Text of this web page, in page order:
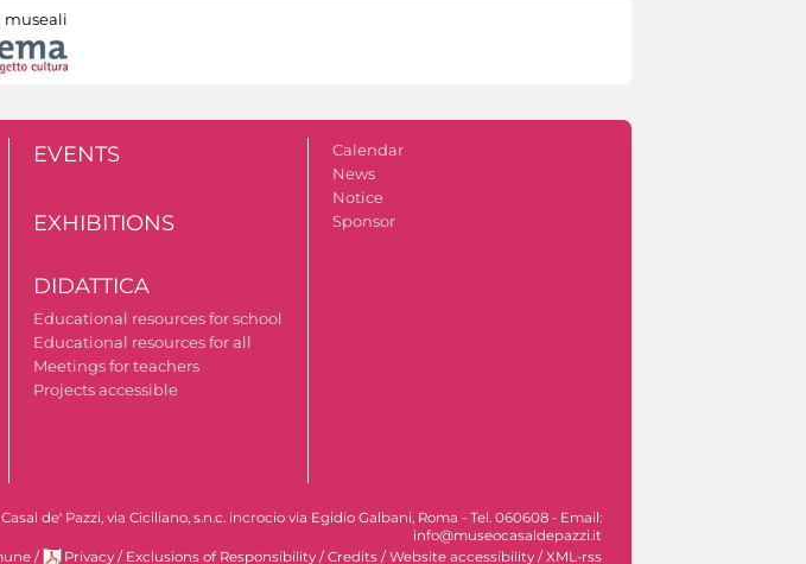
museali
EVENTS
EXHIBITIONS
DIDATTICA
Educational resources for school
Educational resources for all
Meetings for teachers
Projects accessible
Calendar
News
Notice
Sponsor
de' Pazzi, via Ciciliano, s.n.c. incrocio via Egidio Galbani, Roma - Tel. 060608 - Email:
info@museocasaldepazzi.it
/ Privacy / Exclusions of Responsibility /Credits /Website accessibility /XML-rss